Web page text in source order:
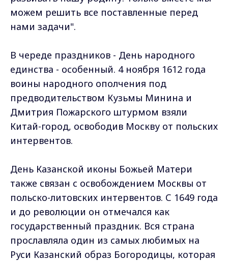
можем решить все поставленные перед
нами задачи".
В череде праздников - День народного
единства - особенный. 4 ноября 1612 года
воины народного ополчения под
предводительством Кузьмы Минина и
Дмитрия Пожарского штурмом взяли
Китай-город, освободив Москву от польских
интервентов.
День Казанской иконы Божьей Матери
также связан с освобождением Москвы от
польско-литовских интервентов. С 1649 года
и до революции он отмечался как
государственный праздник. Вся страна
прославляла один из самых любимых на
Руси Казанский образ Богородицы, которая